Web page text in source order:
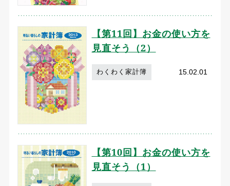
【第11回】お金の使い方を
見直そう（2）
わくわく家計簿 15.02.01
【第10回】お金の使い方を
見直そう（1）